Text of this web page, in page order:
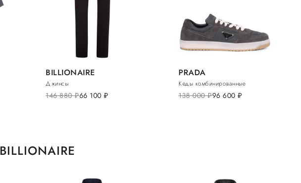
BILLIONAIRE
Джинсы
146 880руб.66 100 руб.
PRADA
Кеды комбинированные
138 000руб.96 600 руб.